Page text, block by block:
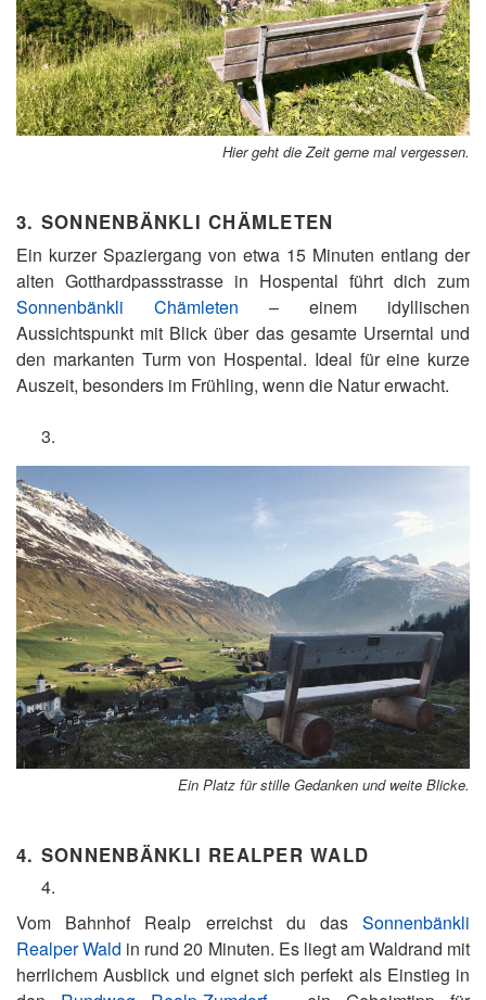
Hier geht die Zeit gerne mal vergessen.
3. SONNENBÄNKLI CHÄMLETEN
Ein kurzer Spaziergang von etwa 15 Minuten entlang der
alten Gotthardpassstrasse in Hospental führt dich zum
Sonnenbänkli Chämleten – einem idyllischen
Aussichtspunkt mit Blick über das gesamte Urserntal und
den markanten Turm von Hospental. Ideal für eine kurze
Auszeit, besonders im Frühling, wenn die Natur erwacht.
Ein Platz für stille Gedanken und weite Blicke.
4. SONNENBÄNKLI REALPER WALD
Vom Bahnhof Realp erreichst du das Sonnenbänkli
Realper Wald in rund 20 Minuten. Es liegt am Waldrand mit
herrlichem Ausblick und eignet sich perfekt als Einstieg in